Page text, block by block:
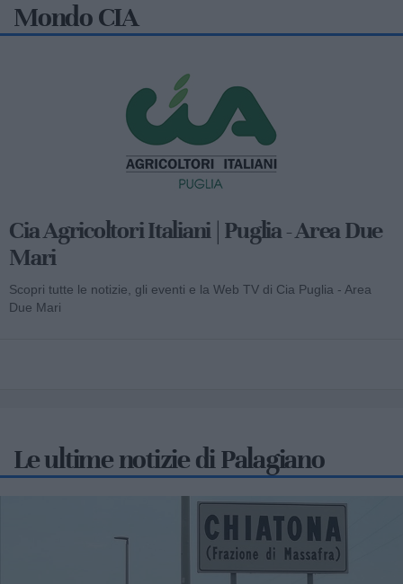
Mondo CIA
Cia Agricoltori Italiani | Puglia - Area Due
Mari
Scopri tutte le notizie, gli eventi e la Web TV di Cia Puglia - Area
Due Mari
Le ultime notizie di Palagiano